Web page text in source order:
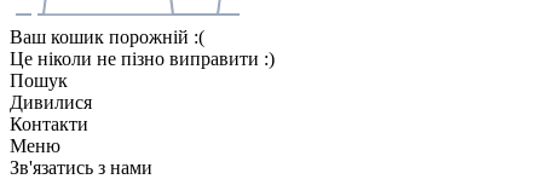
Ваш кошик порожній :(
Це ніколи не пізно виправити :)
Пошук
Дивилися
Контакти
Меню
Зв'язатись з нами